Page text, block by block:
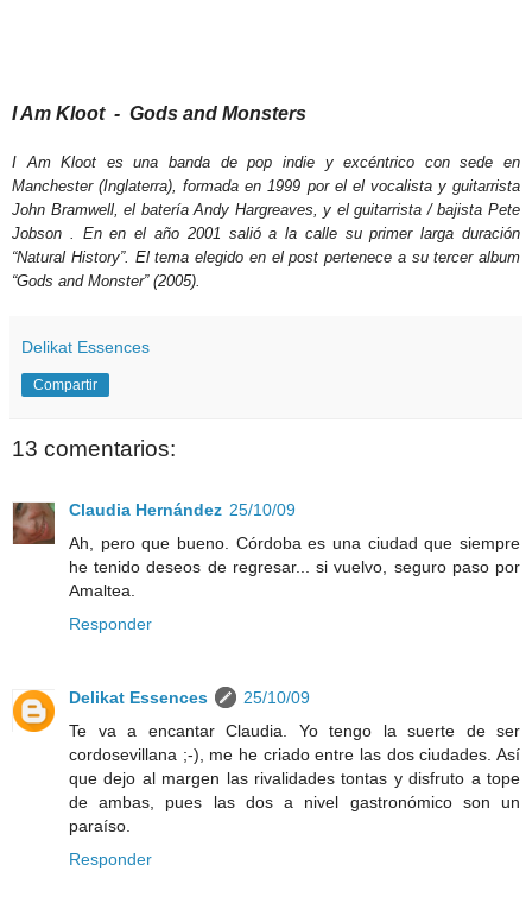
I Am Kloot - Gods and Monsters
I Am Kloot es una banda de pop indie y excéntrico con sede en
Manchester (Inglaterra), formada en 1999 por el el vocalista y guitarrista
John Bramwell, el batería Andy Hargreaves, y el guitarrista / bajista Pete
Jobson . En en el año 2001 salió a la calle su primer larga duración
“Natural History”. El tema elegido en el post pertenece a su tercer album
“Gods and Monster” (2005).
Delikat Essences
Compartir
13 comentarios:
Claudia Hernández 25/10/09
Ah, pero que bueno. Córdoba es una ciudad que siempre
he tenido deseos de regresar... si vuelvo, seguro paso por
Amaltea.
Responder
Delikat Essences
25/10/09
Te va a encantar Claudia. Yo tengo la suerte de ser
cordosevillana ;-), me he criado entre las dos ciudades. Así
que dejo al margen las rivalidades tontas y disfruto a tope
de ambas, pues las dos a nivel gastronómico son un
paraíso.
Responder